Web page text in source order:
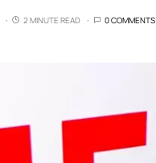
2 MINUTE READ 0 COMMENTS